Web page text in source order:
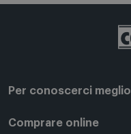
Per conoscerci meglio
Il Gruppo Comet
Comprare online